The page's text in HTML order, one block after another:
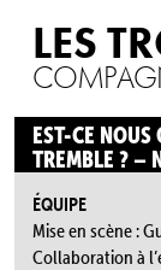
LES
EST-CE
TREMBLE ? –
ÉQUIPE
Mise en scène :
Collaboration à